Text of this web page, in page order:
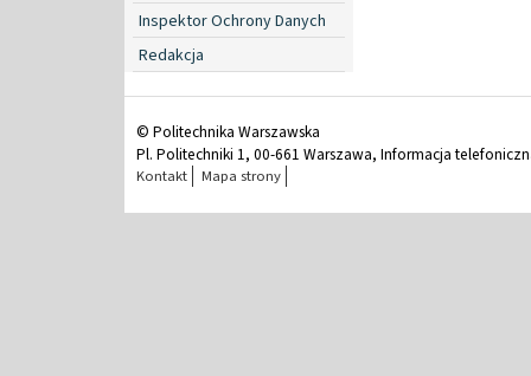
Inspektor Ochrony Danych
Redakcja
© Politechnika Warszawska
Pl. Politechniki 1, 00-661 Warszawa, Informacja
Kontakt Mapa strony